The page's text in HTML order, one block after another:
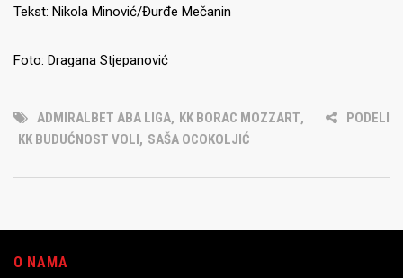
Tekst: Nikola Minović/Đurđe Mečanin
Foto: Dragana Stjepanović
ADMIRALBET ABA LIGA, KK BORAC MOZZART,
KK BUDUĆNOST VOLI, SAŠA OCOKOLJIĆ
PODELI
O NAMA